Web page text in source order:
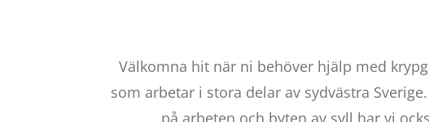
Välkomna hit när ni behöver hjälp med
som arbetar i stora delar av sydvästra